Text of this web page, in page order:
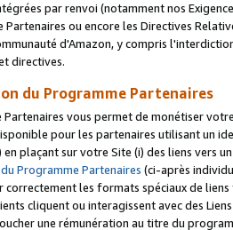
par renvoi (notamment nos
Partenaires ou encore les Directives
d'Amazon, y compris
directives.
du Programme Partenaires
Partenaires vous permet de monétiser
pour les partenaires utilisant un
en plaçant sur votre Site (i) des liens vers
Programme Partenaires (ci-après
correctement les formats spéciaux de
cliquent ou interagissent avec des
une rémunération au titre du